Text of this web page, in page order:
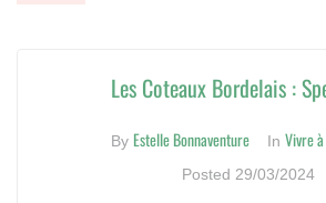
Les Coteaux Bordelais :
By Estelle Bonnaventure In Vivre
Posted 29/03/2024